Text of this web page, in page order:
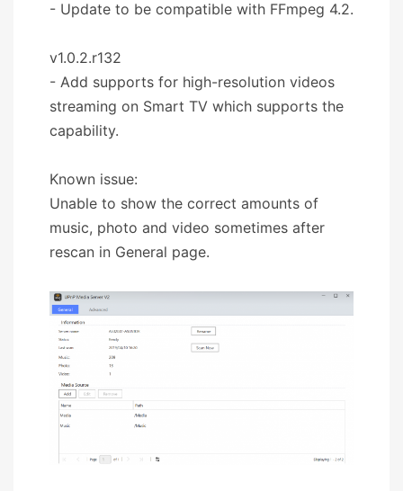
- Update to be compatible with FFmpeg 4.2.
v1.0.2.r132
- Add supports for high-resolution videos
streaming on Smart TV which supports the
capability.
Known issue:
Unable to show the correct amounts of
music, photo and video sometimes after
rescan in General page.